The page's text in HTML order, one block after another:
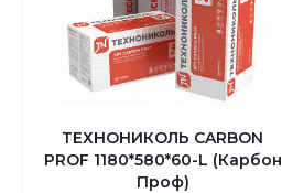
ТЕХНОНИКОЛЬ CARBON
PROF 1180*580*60-L (Карбон
Проф)